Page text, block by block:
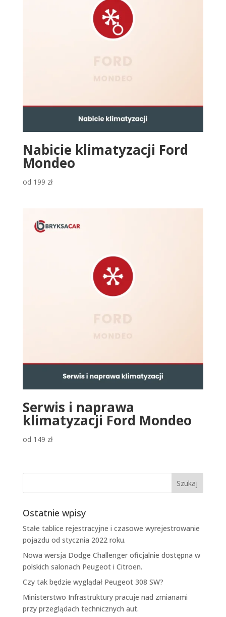
Nabicie klimatyzacji Ford
Mondeo
od 199 zł
Serwis i naprawa
klimatyzacji Ford Mondeo
od 149 zł
Ostatnie wpisy
Stałe tablice rejestracyjne i czasowe wyrejestrowanie
pojazdu od stycznia 2022 roku.
Nowa wersja Dodge Challenger oficjalnie dostępna w
polskich salonach Peugeot i Citroen.
Czy tak będzie wyglądał Peugeot 308 SW?
Ministerstwo Infrastruktury pracuje nad zmianami
przy przeglądach technicznych aut.